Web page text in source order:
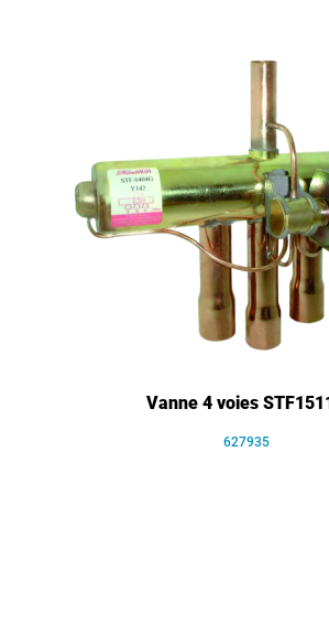
Vanne 4 voies
627935